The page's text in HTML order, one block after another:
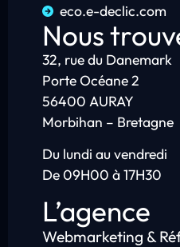
eco.e-declic.com
Nous
32, rue du Danemark
Porte Océane 2
56400 AURAY
Morbihan – Bretagne
Du lundi au vendredi
De 09H00 à 17H30
L’agence
Webmarketing &